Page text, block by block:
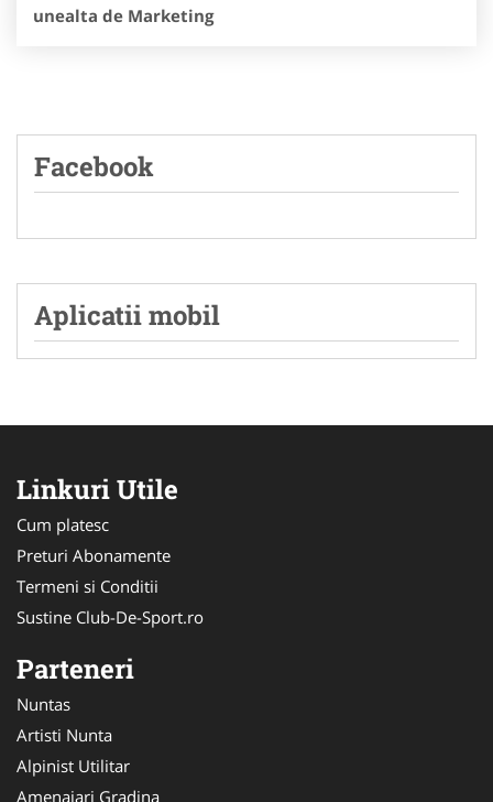
unealta de Marketing
Facebook
Aplicatii mobil
Linkuri Utile
Cum platesc
Preturi Abonamente
Termeni si Conditii
Sustine Club-De-Sport.ro
Parteneri
Nuntas
Artisti Nunta
Alpinist Utilitar
Amenajari Gradina